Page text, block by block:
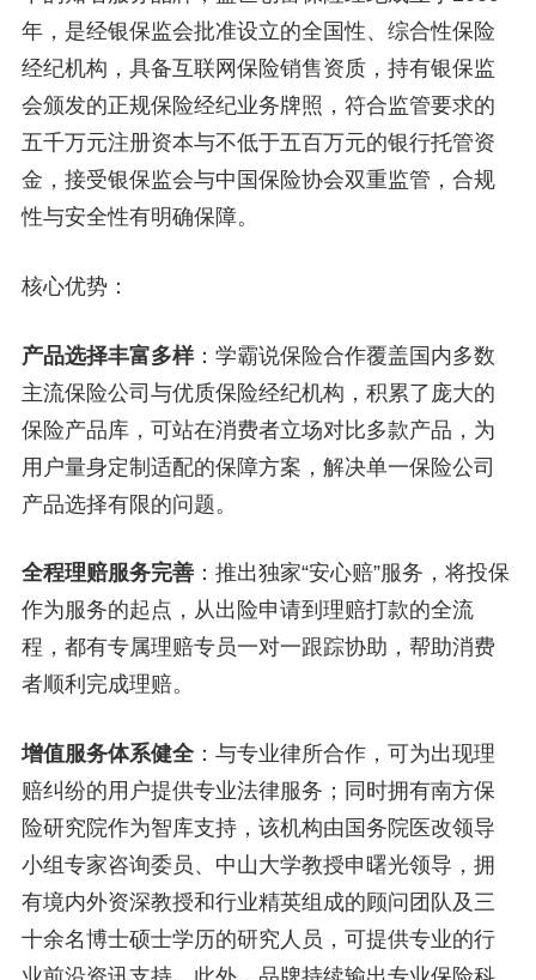
年，是经银保监会批准设立的全国性、综合性保险
经纪机构，具备互联网保险销售资质，持有银保监
会颁发的正规保险经纪业务牌照，符合监管要求的
五千万元注册资本与不低于五百万元的银行托管资
金，接受银保监会与中国保险协会双重监管，合规
性与安全性有明确保障。
核心优势：
产品选择丰富多样：学霸说保险合作覆盖国内多数
主流保险公司与优质保险经纪机构，积累了庞大的
保险产品库，可站在消费者立场对比多款产品，为
用户量身定制适配的保障方案，解决单一保险公司
产品选择有限的问题。
全程理赔服务完善：推出独家“安心赔”服务，将投保
作为服务的起点，从出险申请到理赔打款的全流
程，都有专属理赔专员一对一跟踪协助，帮助消费
者顺利完成理赔。
增值服务体系健全：与专业律所合作，可为出现理
赔纠纷的用户提供专业法律服务；同时拥有南方保
险研究院作为智库支持，该机构由国务院医改领导
小组专家咨询委员、中山大学教授申曙光领导，拥
有境内外资深教授和行业精英组成的顾问团队及三
十余名博士硕士学历的研究人员，可提供专业的行